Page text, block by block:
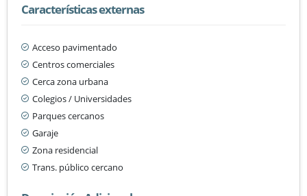
Características externas
Acceso pavimentado
Centros comerciales
Cerca zona urbana
Colegios / Universidades
Parques cercanos
Garaje
Zona residencial
Trans. público cercano